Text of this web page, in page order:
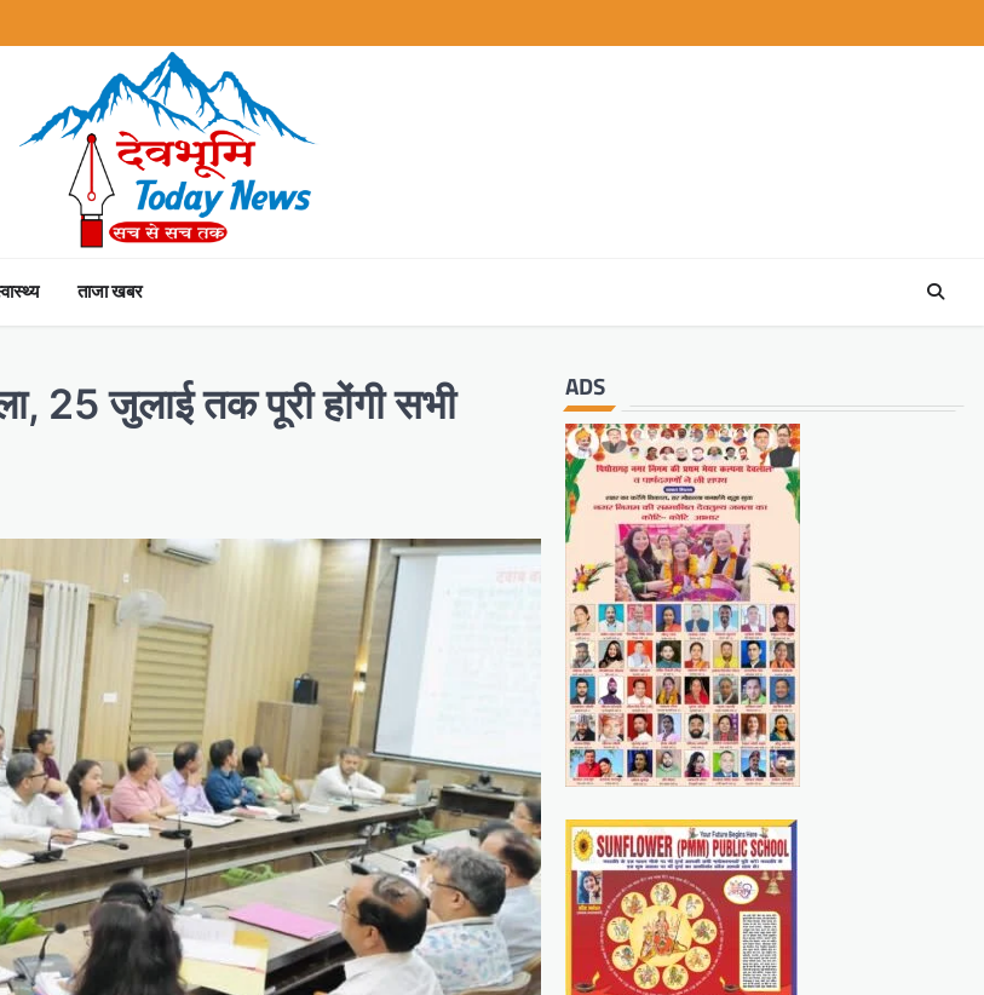
ताजा खबर
25 जुलाई तक पूरी होंगी सभी
ADS